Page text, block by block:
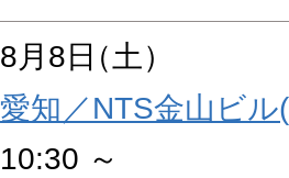
8月8日（土）
愛知／NTS金山ビ
10:30 ～